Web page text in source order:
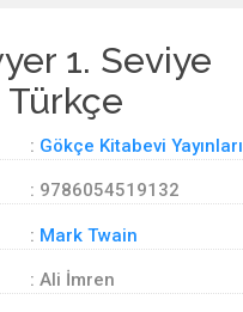
1. Seviye
: Gökçe Kitabevi Yayınları
: 9786054519132
: Mark Twain
: Ali İmren